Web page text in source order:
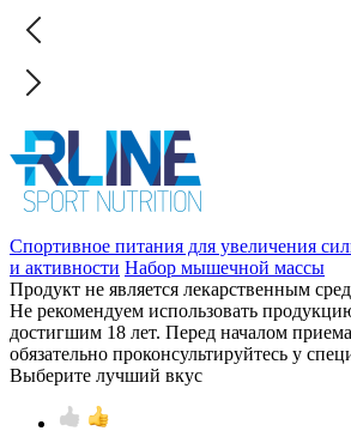
Спортивное питания для увеличения
и активности Набор мышечной массы
Продукт не является лекарственным
Не рекомендуем использовать
достигшим 18 лет. Перед началом
обязательно проконсультируйтесь у
Выберите лучший вкус